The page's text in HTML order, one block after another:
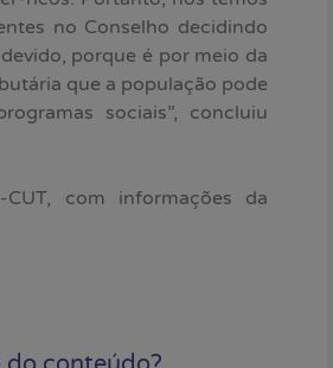
no Conselho decidindo
porque é por meio da
que a população pode
sociais”, concluiu
CUT, com informações da